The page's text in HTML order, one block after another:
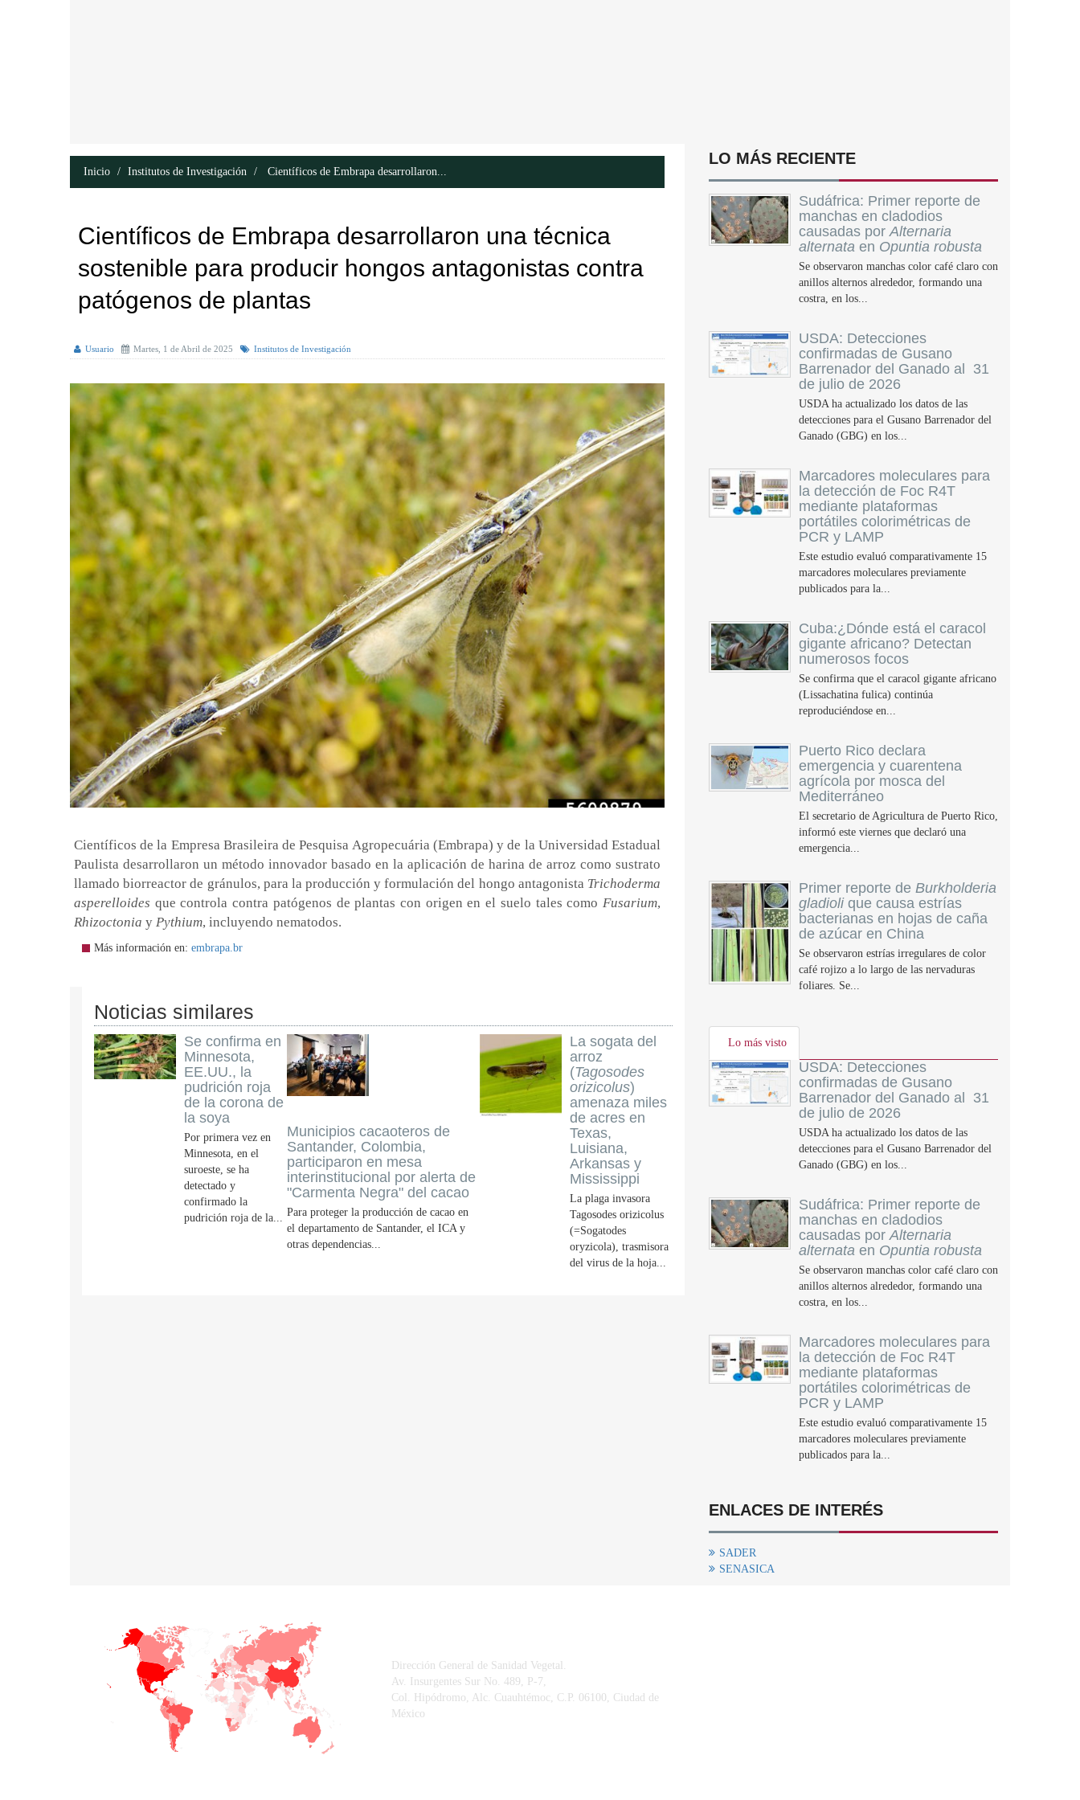
Inicio Institutos de Investigación Científicos de Embrapa desarrollaron...
Científicos de Embrapa desarrollaron una técnica
sostenible para producir hongos antagonistas contra
patógenos de plantas
Usuario Martes, 1 de Abril de 2025 Institutos de Investigación
Científicos de la Empresa Brasileira de Pesquisa Agropecuária (Embrapa) y de la Universidad Estadual
Paulista desarrollaron un método innovador basado en la aplicación de harina de arroz como sustrato
llamado biorreactor de gránulos, para la producción y formulación del hongo antagonista Trichoderma
asperelloides que controla contra patógenos de plantas con origen en el suelo tales como Fusarium,
Rhizoctonia y Pythium, incluyendo nematodos.
Más información en: embrapa.br
Noticias similares
Se confirma en
Minnesota,
EE.UU., la
pudrición roja
de la corona de
la soya
Por primera vez en
Minnesota, en el
suroeste, se ha
detectado y
confirmado la
pudrición roja de la...
Municipios cacaoteros de
Santander, Colombia,
participaron en mesa
interinstitucional por alerta de
"Carmenta Negra" del cacao
Para proteger la producción de cacao en
el departamento de Santander, el ICA y
otras dependencias...
La sogata del
arroz
(Tagosodes
orizicolus)
amenaza miles
de acres en
Texas,
Luisiana,
Arkansas y
Mississippi
La plaga invasora
Tagosodes orizicolus
(=Sogatodes
oryzicola), trasmisora
del virus de la hoja...
LO MÁS RECIENTE
Sudáfrica: Primer reporte de
manchas en cladodios
causadas porAlternaria
alternata en Opuntia robusta
Se observaron manchas color café claro con
anillos alternos alrededor, formando una
costra, en los...
USDA: Detecciones
confirmadas de Gusano
Barrenador del Ganado al 31
de julio de 2026
USDA ha actualizado los datos de las
detecciones para el Gusano Barrenador del
Ganado (GBG) en los...
Marcadores moleculares para
la detección de Foc R4T
mediante plataformas
portátiles colorimétricas de
PCR y LAMP
Este estudio evaluó comparativamente 15
marcadores moleculares previamente
publicados para la...
Cuba:¿Dónde está el caracol
gigante africano? Detectan
numerosos focos
Se confirma que el caracol gigante africano
(Lissachatina fulica) continúa
reproduciéndose en...
Puerto Rico declara
emergencia y cuarentena
agrícola por mosca del
Mediterráneo
El secretario de Agricultura de Puerto Rico,
informó este viernes que declaró una
emergencia...
Primer reporte de Burkholderia
gladiolique causa estrías
bacterianas en hojas de caña
de azúcar en China
Se observaron estrías irregulares de color
café rojizo a lo largo de las nervaduras
foliares. Se...
Lo más visto
USDA: Detecciones
confirmadas de Gusano
Barrenador del Ganado al 31
de julio de 2026
USDA ha actualizado los datos de las
detecciones para el Gusano Barrenador del
Ganado (GBG) en los...
Sudáfrica: Primer reporte de
manchas en cladodios
causadas porAlternaria
alternata en Opuntia robusta
Se observaron manchas color café claro con
anillos alternos alrededor, formando una
costra, en los...
Marcadores moleculares para
la detección de Foc R4T
mediante plataformas
portátiles colorimétricas de
PCR y LAMP
Este estudio evaluó comparativamente 15
marcadores moleculares previamente
publicados para la...
ENLACES DE INTERÉS
SADER
SENASICA
Dirección General de Sanidad Vegetal.
Av. Insurgentes Sur No. 489, P-7,
Col. Hipódromo, Alc. Cuauhtémoc, C.P. 06100, Ciudad de
México